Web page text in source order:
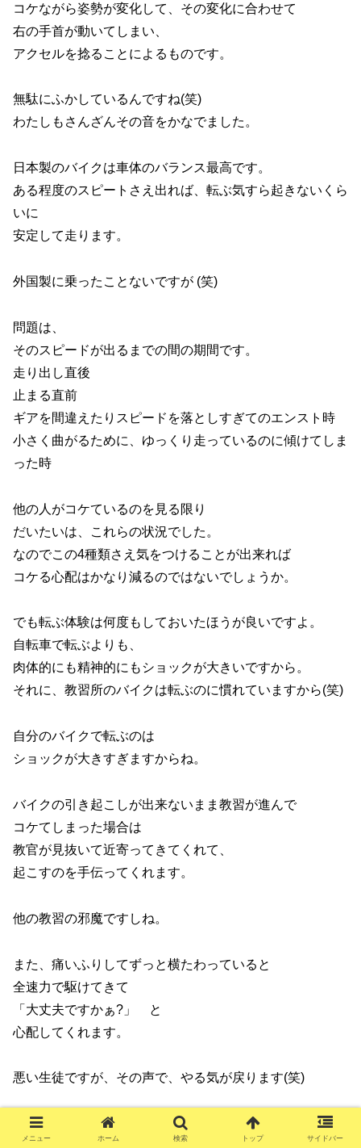
コケながら姿勢が変化して、その変化に合わせて
右の手首が動いてしまい、
アクセルを捻ることによるものです。
無駄にふかしているんですね(笑)
わたしもさんざんその音をかなでました。
日本製のバイクは車体のバランス最高です。
ある程度のスピートさえ出れば、転ぶ気すら起きないくら
いに
安定して走ります。
外国製に乗ったことないですが (笑)
問題は、
そのスピードが出るまでの間の期間です。
走り出し直後
止まる直前
ギアを間違えたりスピードを落としすぎてのエンスト時
小さく曲がるために、ゆっくり走っているのに傾けてしま
った時
他の人がコケているのを見る限り
だいたいは、これらの状況でした。
なのでこの4種類さえ気をつけることが出来れば
コケる心配はかなり減るのではないでしょうか。
でも転ぶ体験は何度もしておいたほうが良いですよ。
自転車で転ぶよりも、
肉体的にも精神的にもショックが大きいですから。
それに、教習所のバイクは転ぶのに慣れていますから(笑)
自分のバイクで転ぶのは
ショックが大きすぎますからね。
バイクの引き起こしが出来ないまま教習が進んで
コケてしまった場合は
教官が見抜いて近寄ってきてくれて、
起こすのを手伝ってくれます。
他の教習の邪魔ですしね。
また、痛いふりしてずっと横たわっていると
全速力で駆けてきて
「大丈夫ですかぁ?」 と
心配してくれます。
悪い生徒ですが、その声で、やる気が戻ります(笑)
メニュー ホーム 検索 トップ サイドバー